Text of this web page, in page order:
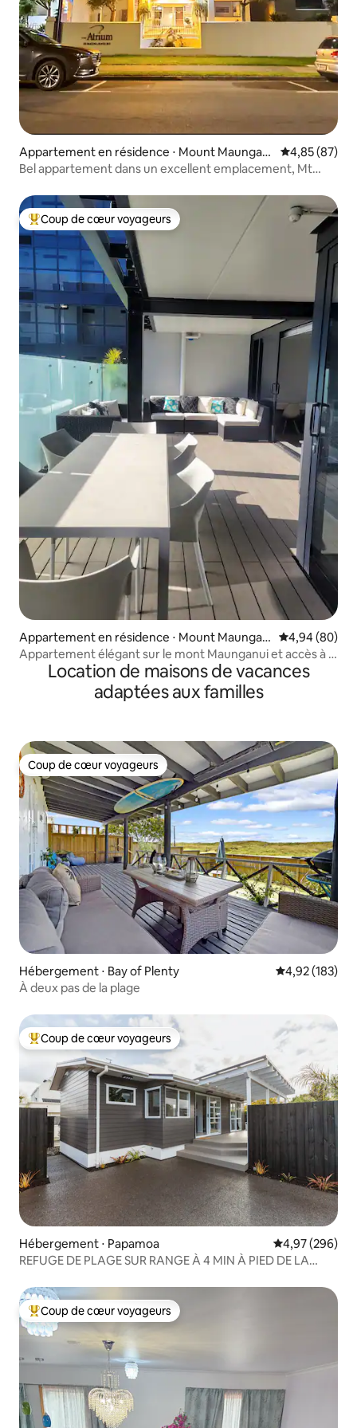
Appartement en résidence ⋅ Mount Maungan
ui
Évaluation
4,85 (87)
Bel appartement dans un excellent emplacement, Mt
Coups de cœur voyageurs les plus appréciés
Coup de cœur voyageurs
Appartement en résidence ⋅ Mount Maungan
ui
Évaluation
4,94 (80)
Appartement élégant sur le mont Maunganui et accès à la
piscineLocation de maisons de vacances
adaptées aux familles
Coup de cœur voyageurs
Coup de cœur voyageurs
Hébergement ⋅ Bay of Plenty Évaluation
4,92 (183)
À deux pas de la plage
Coups de cœur voyageurs les plus appréciés
Coup de cœur voyageurs
Hébergement ⋅ Papamoa Évaluation
4,97 (296)
REFUGE DE PLAGE SUR RANGE À 4 MIN À PIED DE LA
Coups de cœur voyageurs les plus appréciés
Coup de cœur voyageurs